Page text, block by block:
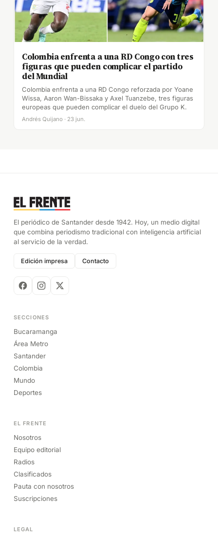
Colombia enfrenta a una RD Congo con tres
figuras que pueden complicar el partido
del Mundial
Colombia enfrenta a una RD Congo reforzada por Yoane
Wissa, Aaron Wan-Bissaka y Axel Tuanzebe, tres figuras
europeas que pueden complicar el duelo del Grupo K.
Andrés Quijano · 23 jun.
El periódico de Santander desde 1942. Hoy, un medio digital
que combina periodismo tradicional con inteligencia artificial
al servicio de la verdad.
Edición impresa Contacto
SECCIONES
Bucaramanga
Área Metro
Santander
Colombia
Mundo
Deportes
EL FRENTE
Nosotros
Equipo editorial
Radios
Clasificados
Pauta con nosotros
Suscripciones
LEGAL